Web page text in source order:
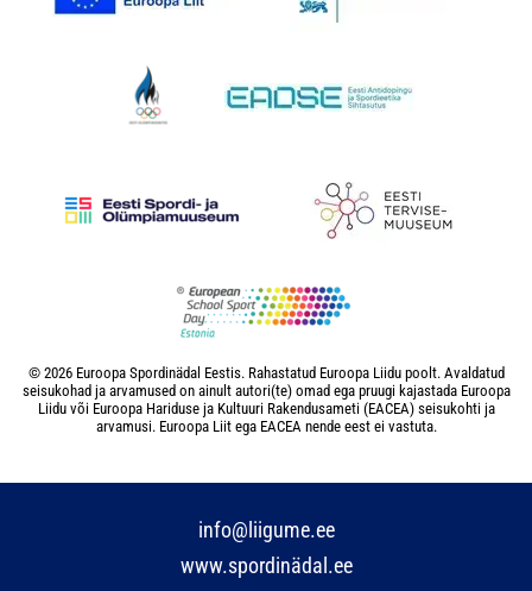
© 2026 Euroopa Spordinädal Eestis. Rahastatud Euroopa Liidu poolt. Avaldatud
seisukohad ja arvamused on ainult autori(te) omad ega pruugi kajastada Euroopa
Liidu või Euroopa Hariduse ja Kultuuri Rakendusameti (EACEA) seisukohti ja
arvamusi. Euroopa Liit ega EACEA nende eest ei vastuta.
info@liigume.ee
www.spordinädal.ee